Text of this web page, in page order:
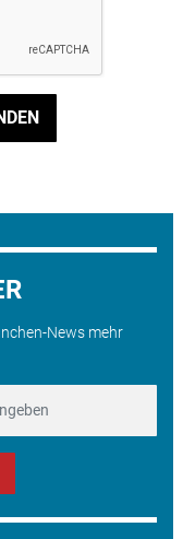
News mehr